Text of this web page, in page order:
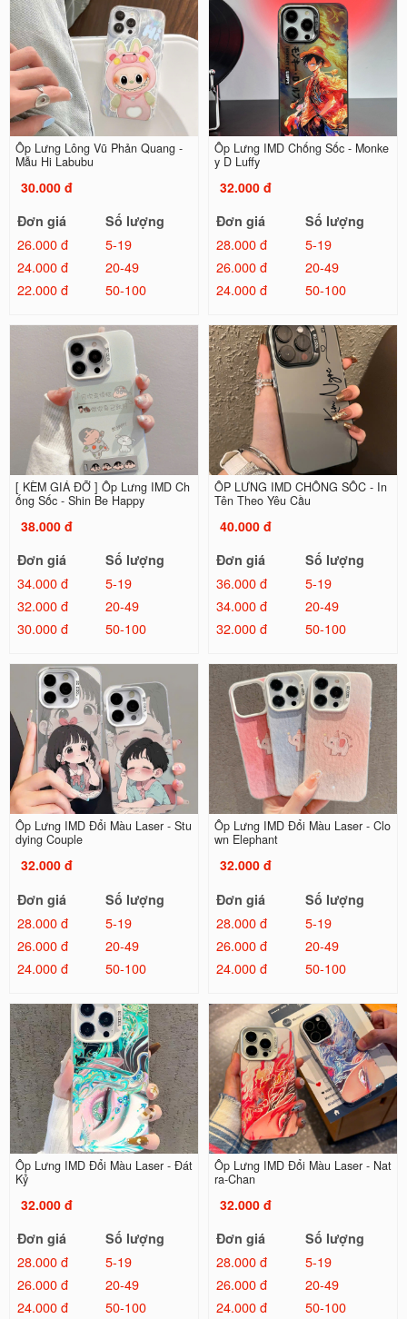
Ốp Lưng Lông Vũ Phản Quang -
Mẫu Hi Labubu
30.000 đ
Đơn giá
Số lượng
26.000 đ
5-19
24.000 đ
20-49
22.000 đ
50-100
Ốp Lưng IMD Chống Sốc - Monke
y D Luffy
32.000 đ
Đơn giá
Số lượng
28.000 đ
5-19
26.000 đ
20-49
24.000 đ
50-100
[ KÈM GIÁ ĐỠ ] Ốp Lưng IMD Ch
ống Sốc - Shin Be Happy
38.000 đ
Đơn giá
Số lượng
34.000 đ
5-19
32.000 đ
20-49
30.000 đ
50-100
ỐP LƯNG IMD CHỐNG SỐC - In
Tên Theo Yêu Cầu
40.000 đ
Đơn giá
Số lượng
36.000 đ
5-19
34.000 đ
20-49
32.000 đ
50-100
Ốp Lưng IMD Đổi Màu Laser - Stu
dying Couple
32.000 đ
Đơn giá
Số lượng
28.000 đ
5-19
26.000 đ
20-49
24.000 đ
50-100
Ốp Lưng IMD Đổi Màu Laser - Clo
wn Elephant
32.000 đ
Đơn giá
Số lượng
28.000 đ
5-19
26.000 đ
20-49
24.000 đ
50-100
Ốp Lưng IMD Đổi Màu Laser - Đát
Kỷ
32.000 đ
Đơn giá
Số lượng
28.000 đ
5-19
26.000 đ
20-49
24.000 đ
50-100
Ốp Lưng IMD Đổi Màu Laser - Nat
ra-Chan
32.000 đ
Đơn giá
Số lượng
28.000 đ
5-19
26.000 đ
20-49
24.000 đ
50-100